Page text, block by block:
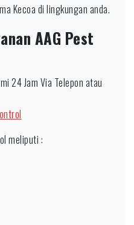
Kecoa di lingkungan anda.
AAG Pest
24 Jam Via Telepon atau
meliputi :